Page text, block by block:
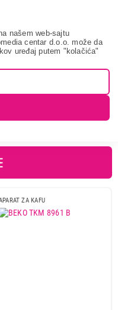
našem web-sajtu
centar d.o.o. može da
uređaj putem "kolačića"
Aparati za tursku kafu
do
ZA KAFU